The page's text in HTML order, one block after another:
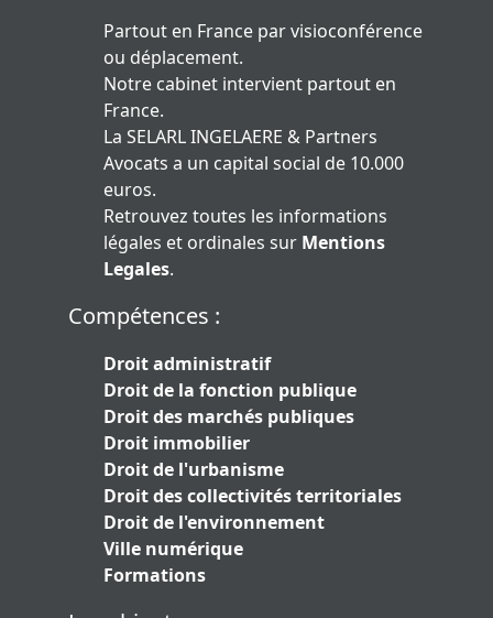
Partout en France par visioconférence
ou déplacement.
Notre cabinet intervient partout en
France.
La SELARL INGELAERE & Partners
Avocats a un capital social de 10.000
euros.
Retrouvez toutes les informations
légales et ordinales sur Mentions
Legales.
Compétences :
Droit administratif
Droit de la fonction publique
Droit des marchés publiques
Droit immobilier
Droit de l'urbanisme
Droit des collectivités territoriales
Droit de l'environnement
Ville numérique
Formations